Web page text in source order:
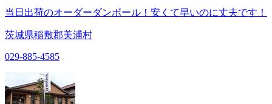
当日出荷のオーダーダンボール！安くて早いのに丈夫です！
茨城県稲敷郡美浦村
029-885-4585